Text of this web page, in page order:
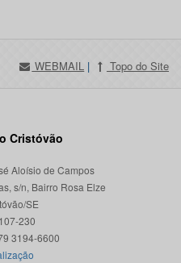
WEBMAIL | Topo do Site
Cristóvão
Aloísio de Campos
s/n, Bairro Rosa Elze
SE
230